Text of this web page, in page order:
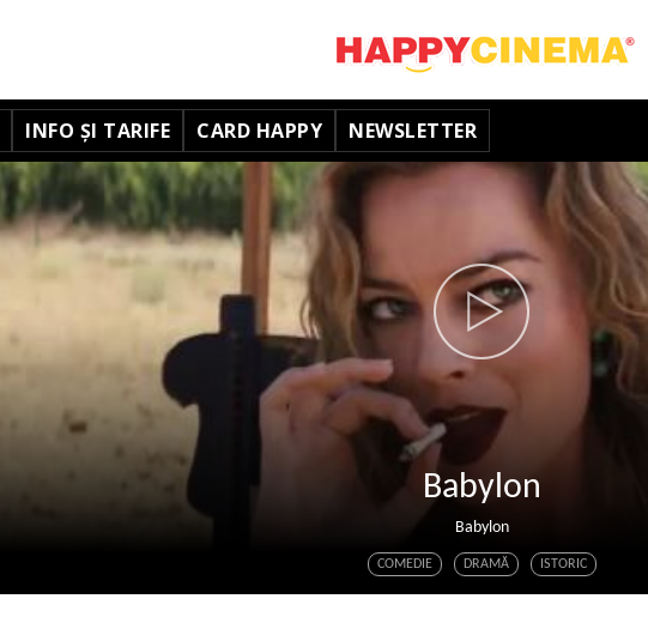
INFO ȘI TARIFE CARD HAPPY NEWSLETTER
Babylon
Babylon
COMEDIE DRAMĂ ISTORIC